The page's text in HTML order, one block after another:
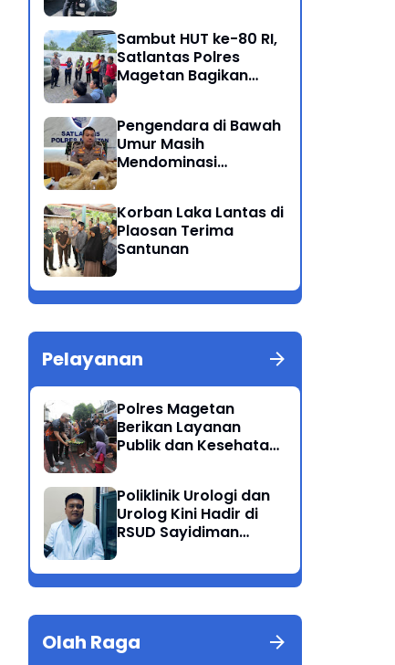
Sambut HUT ke-80 RI,
Satlantas Polres
Magetan Bagikan
Pengendara di Bawah
Umur Masih
Mendominasi
Korban Laka Lantas di
Plaosan Terima
Santunan
Pelayanan
Polres Magetan
Berikan Layanan
Publik dan Kesehatan
Poliklinik Urologi dan
Urolog Kini Hadir di
RSUD Sayidiman
Olah Raga